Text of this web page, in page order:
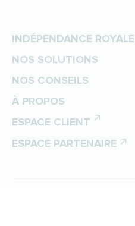
INDÉPENDANCE ROYALE
NOS SOLUTIONS
NOS CONSEILS
À PROPOS
ESPACE CLIENT
ESPACE PARTENAIRE